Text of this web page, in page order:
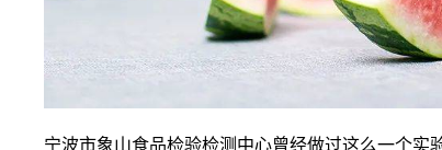
宁波市象山食品检验检测中心曾经做过这么一个